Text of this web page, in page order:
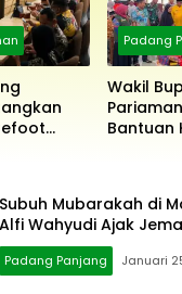
Padang
Wakil
Bantuan
Subuh Mubarakah di
Alfi Wahyudi Ajak
Padang Panjang Januari